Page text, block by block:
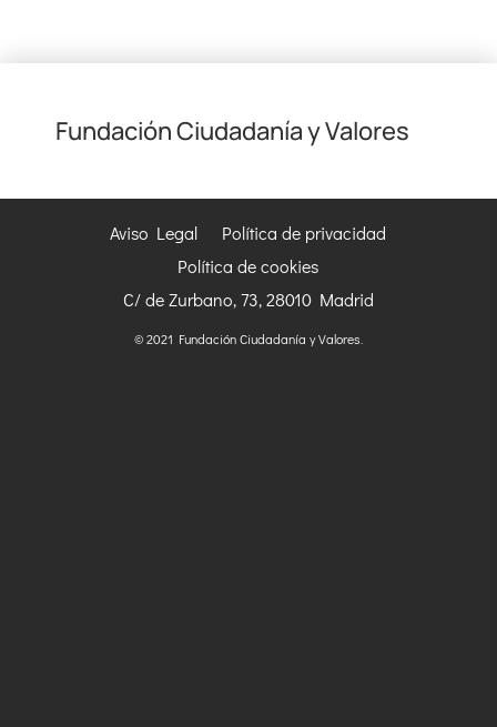
Fundación Ciudadanía y Valores
Aviso Legal
Política de privacidad
Política de cookies
C/ de Zurbano, 73, 28010 Madrid
© 2021 Fundación Ciudadanía y Valores.